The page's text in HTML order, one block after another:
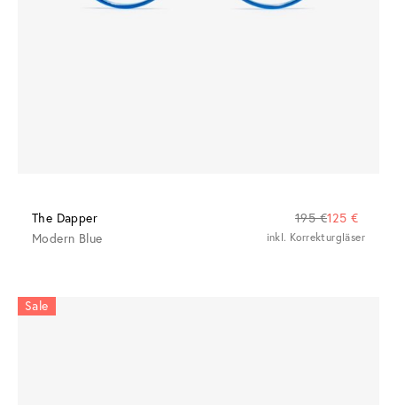
The Dapper 195 €125 €
Modern Blue
inkl. Korrekturgläser
Sale